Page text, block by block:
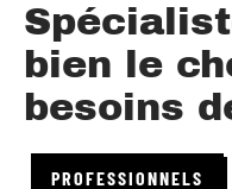
bien le
besoins
PROFESSIONNELS